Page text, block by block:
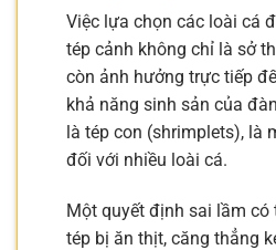
Việc lựa chọn các loài cá
tép cảnh không chỉ là sở
còn ảnh hưởng trực tiếp
khả năng sinh sản của
là tép con (shrimplets), là
đối với nhiều loài cá.
Một quyết định sai lầm có
tép bị ăn thịt, căng thẳng